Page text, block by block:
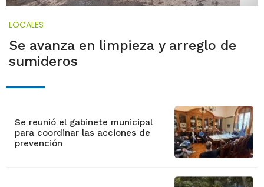
LOCALES
Se avanza en limpieza y arreglo de
sumideros
Se reunió el gabinete municipal
para coordinar las acciones de
prevención